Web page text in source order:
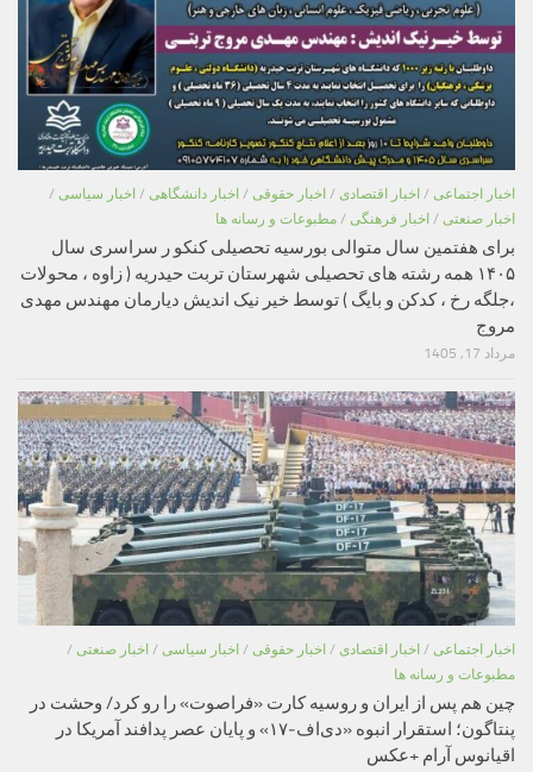
اخبار اجتماعی / اخبار اقتصادی / اخبار حقوقی / اخبار دانشگاهی / اخبار سیاسی /
اخبار صنعتی / اخبار فرهنگی / مطبوعات و رسانه ها
برای هفتمین سال متوالی بورسیه تحصیلی کنکو ر سراسری سال
۱۴۰۵ همه رشته های تحصیلی شهرستان تربت حیدریه ( زاوه ، محولات
،جلگه رخ ، کدکن و بایگ ) توسط خیر نیک اندیش دیارمان مهندس مهدی
مروج
مرداد 17, 1405
اخبار اجتماعی / اخبار اقتصادی / اخبار حقوقی / اخبار سیاسی / اخبار صنعتی /
مطبوعات و رسانه ها
چین هم پس از ایران و روسیه کارت «فراصوت» را رو کرد/ وحشت در
پنتاگون؛ استقرار انبوه «دی‌اف‑۱۷» و پایان عصر پدافند آمریکا در
اقیانوس آرام +عکس